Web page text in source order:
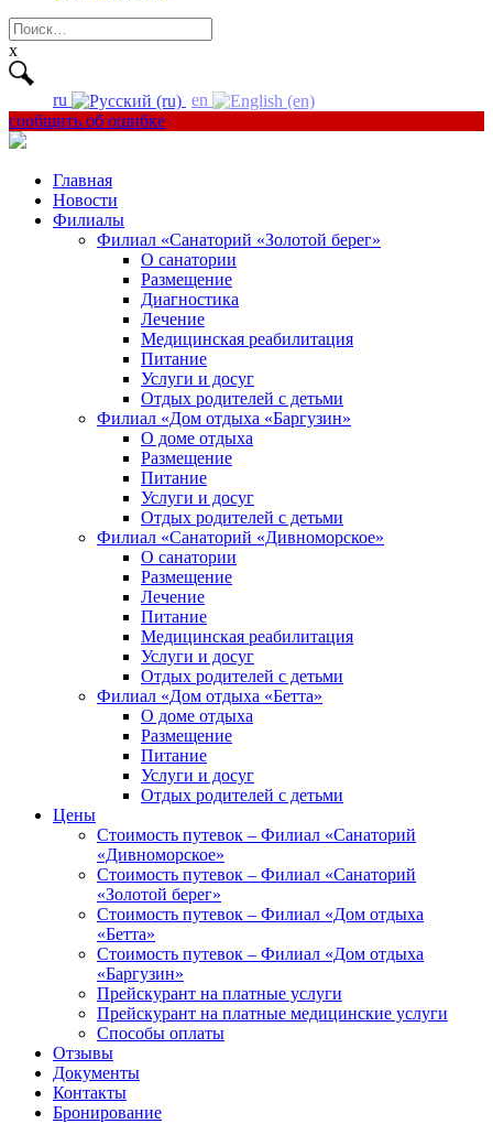
Найти:
x
ru
en
сообщить об ошибке
Главная
Новости
Филиалы
Филиал «Санаторий «Золотой берег»
О санатории
Размещение
Диагностика
Лечение
Медицинская реабилитация
Питание
Услуги и досуг
Отдых родителей с детьми
Филиал «Дом отдыха «Баргузин»
О доме отдыха
Размещение
Питание
Услуги и досуг
Отдых родителей с детьми
Филиал «Санаторий «Дивноморское»
О санатории
Размещение
Лечение
Питание
Медицинская реабилитация
Услуги и досуг
Отдых родителей с детьми
Филиал «Дом отдыха «Бетта»
О доме отдыха
Размещение
Питание
Услуги и досуг
Отдых родителей с детьми
Цены
Стоимость путевок – Филиал «Санаторий
«Дивноморское»
Стоимость путевок – Филиал «Санаторий
«Золотой берег»
Стоимость путевок – Филиал «Дом отдыха
«Бетта»
Стоимость путевок – Филиал «Дом отдыха
«Баргузин»
Прейскурант на платные услуги
Прейскурант на платные медицинские услуги
Способы оплаты
Отзывы
Документы
Контакты
Бронирование